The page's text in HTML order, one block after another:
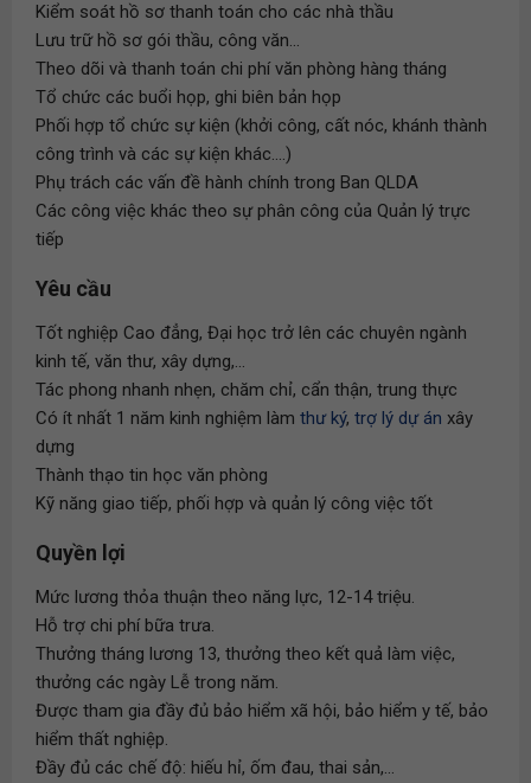
Kiểm soát hồ sơ thanh toán cho các nhà thầu
Lưu trữ hồ sơ gói thầu, công văn...
Theo dõi và thanh toán chi phí văn phòng hàng tháng
Tổ chức các buổi họp, ghi biên bản họp
Phối hợp tổ chức sự kiện (khởi công, cất nóc, khánh thành
công trình và các sự kiện khác....)
Phụ trách các vấn đề hành chính trong Ban QLDA
Các công việc khác theo sự phân công của Quản lý trực
tiếp
Yêu cầu
Tốt nghiệp Cao đẳng, Đại học trở lên các chuyên ngành
kinh tế, văn thư, xây dựng,...
Tác phong nhanh nhẹn, chăm chỉ, cẩn thận, trung thực
Có ít nhất 1 năm kinh nghiệm làm thư ký, trợ lý dự án xây
dựng
Thành thạo tin học văn phòng
Kỹ năng giao tiếp, phối hợp và quản lý công việc tốt
Quyền lợi
Mức lương thỏa thuận theo năng lực, 12-14 triệu.
Hỗ trợ chi phí bữa trưa.
Thưởng tháng lương 13, thưởng theo kết quả làm việc,
thưởng các ngày Lễ trong năm.
Được tham gia đầy đủ bảo hiểm xã hội, bảo hiểm y tế, bảo
hiểm thất nghiệp.
Đầy đủ các chế độ: hiếu hỉ, ốm đau, thai sản,...